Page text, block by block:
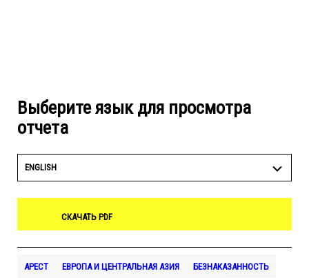
Выберите язык для просмотра
отчета
ENGLISH
СКАЧАТЬ PDF
АРЕСТ ЕВРОПА И ЦЕНТРАЛЬНАЯ АЗИЯ БЕЗНАКАЗАННОСТЬ